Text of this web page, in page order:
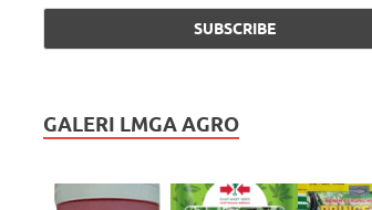
GALERI LMGA AGRO